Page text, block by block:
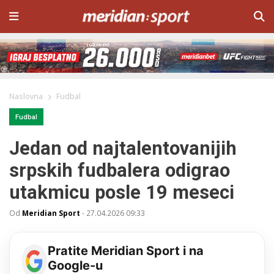
Naslovna Fudbal
Fudbal
Jedan od najtalentovanijih
srpskih fudbalera odigrao
utakmicu posle 19 meseci
Od Meridian Sport - 27.04.2026 09:33
Pratite Meridian Sport i na
Google-u